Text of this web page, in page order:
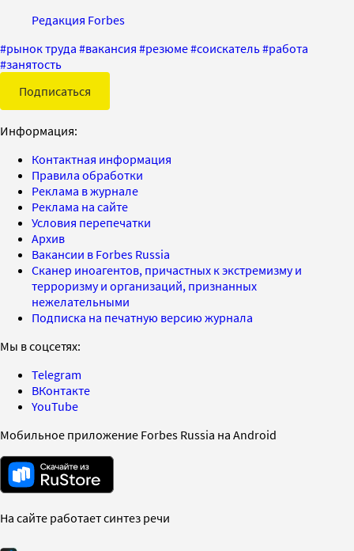
Редакция Forbes
#рынок труда #вакансия #резюме#соискатель#работа
#занятость
Подписаться
Информация:
Контактная информация
Правила обработки
Реклама в журнале
Реклама на сайте
Условия перепечатки
Архив
Вакансии в Forbes Russia
Сканер иноагентов, причастных к экстремизму и
терроризму и организаций, признанных
нежелательными
Подписка на печатную версию журнала
Мы в соцсетях:
Telegram
ВКонтакте
YouTube
Мобильное приложение Forbes Russia на Android
На сайте работает синтез речи